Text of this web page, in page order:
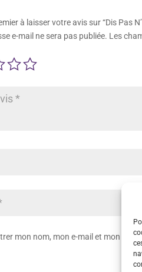
à laisser votre avis sur “Dis Pas
e-mail ne sera pas publiée. Les
mon nom, mon e-mail et mon